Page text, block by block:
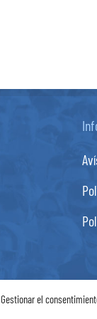
Gestionar el